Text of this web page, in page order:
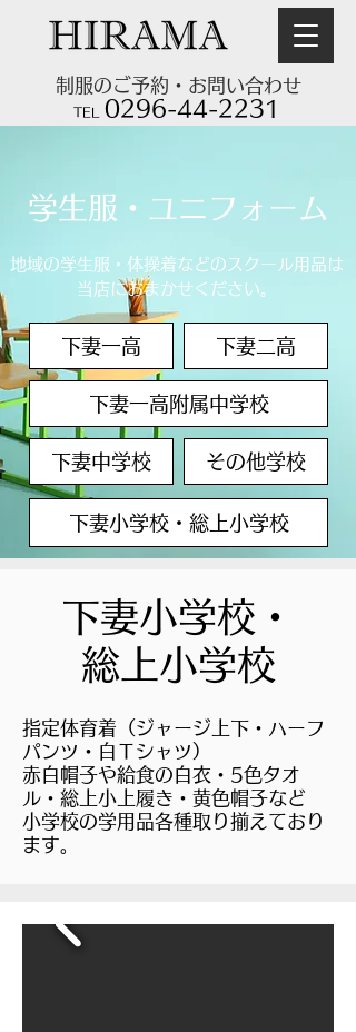
TEL 0296-44-2231
制服のご予約・お問い合わせ
学生服・ユニフォーム
地域の学生服・体操着などのスクール用品は
当店におまかせください。
下妻一高 下妻二高
下妻一高附属中学校
下妻中学校 その他学校
下妻小学校・総上小学校
下妻小学校・
総上小学校
指定体育着（ジャージ上下・ハーフ
パンツ・白Ｔシャツ）
赤白帽子や給食の白衣・ 5色タオ
ル・総上小上履き・黄色帽子など
小学校の学用品各種取り揃えており
ます。